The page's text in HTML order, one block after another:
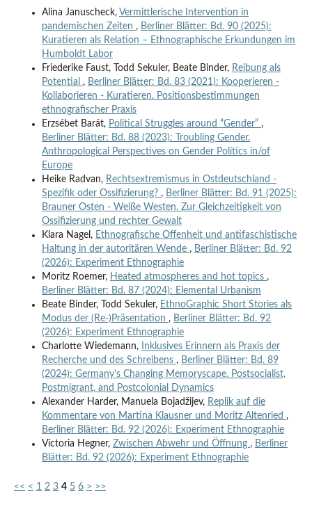
Alina Januscheck, Vermittlerische Intervention in
pandemischen Zeiten , Berliner Blätter: Bd. 90 (2025):
Kuratieren als Relation – Ethnographische Erkundungen im
Humboldt Labor
Friederike Faust, Todd Sekuler, Beate Binder, Reibung als
Potential , Berliner Blätter: Bd. 83 (2021): Kooperieren -
Kollaborieren - Kuratieren. Positionsbestimmungen
ethnografischer Praxis
Erzsébet Barát, Political Struggles around “Gender” ,
Berliner Blätter: Bd. 88 (2023): Troubling Gender.
Anthropological Perspectives on Gender Politics in/of
Europe
Heike Radvan, Rechtsextremismus in Ostdeutschland -
Spezifik oder Ossifizierung? , Berliner Blätter: Bd. 91 (2025):
Brauner Osten - Weiße Westen. Zur Gleichzeitigkeit von
Ossifizierung und rechter Gewalt
Klara Nagel, Ethnografische Offenheit und antifaschistische
Haltung in der autoritären Wende , Berliner Blätter: Bd. 92
(2026): Experiment Ethnographie
Moritz Roemer, Heated atmospheres and hot topics ,
Berliner Blätter: Bd. 87 (2024): Elemental Urbanism
Beate Binder, Todd Sekuler, EthnoGraphic Short Stories als
Modus der (Re-)Präsentation , Berliner Blätter: Bd. 92
(2026): Experiment Ethnographie
Charlotte Wiedemann,
Inklusives Erinnern als Praxis der
Recherche und des Schreibens , Berliner Blätter: Bd. 89
(2024): Germany's Changing Memoryscape. Postsocialist,
Postmigrant, and Postcolonial Dynamics
Alexander Harder, Manuela Bojadžijev, Replik auf die
Kommentare von Martina Klausner und Moritz Altenried ,
Berliner Blätter: Bd. 92 (2026): Experiment Ethnographie
Victoria Hegner, Zwischen Abwehr und Öffnung , Berliner
Blätter: Bd. 92 (2026): Experiment Ethnographie
<< < 1 2 3 4 5 6 > >>